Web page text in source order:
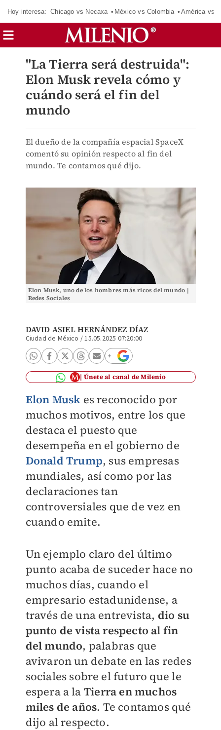
Hoy interesa: Chicago vs Necaxa México vs Colombia América vs
"La Tierra será destruida":
Elon Musk revela cómo y
cuándo será el fin del
mundo
El dueño de la compañía espacial SpaceX
comentó su opinión respecto al fin del
mundo. Te contamos qué dijo.
Elon Musk, uno de los hombres más ricos del mundo |
Redes Sociales
DAVID ASIEL HERNÁNDEZ DÍAZ
Ciudad de México /15.05.2025 07:20:00
Únete al canal de Milenio
Elon Musk es reconocido por
muchos motivos, entre los que
destaca el puesto que
desempeña en el gobierno de
Donald Trump, sus empresas
mundiales, así como por las
declaraciones tan
controversiales que de vez en
cuando emite.
Un ejemplo claro del último
punto acaba de suceder hace no
muchos días, cuando el
empresario estadunidense, a
través de una entrevista, dio su
punto de vista respecto al fin
del mundo, palabras que
avivaron un debate en las redes
sociales sobre el futuro que le
espera a la Tierra en muchos
miles de años. Te contamos qué
dijo al respecto.